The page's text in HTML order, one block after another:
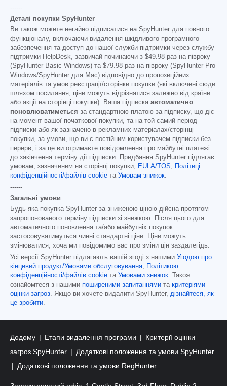
------
Деталі покупки SpyHunter
Ви також можете негайно підписатися на SpyHunter для повного
функціоналу, включаючи видалення шкідливого програмного
забезпечення та доступ до нашої служби підтримки через службу
підтримки HelpDesk, зазвичай починаючи з $49.98 раз на півроку
(SpyHunter Basic Windows) та $79.98 раз на півроку (SpyHunter Pro
Windows/SpyHunter для Mac) відповідно до пропозиційних
матеріалів та умов реєстрації/сторінки покупки (які включені сюди
шляхом посилання; ціни можуть відрізнятися залежно від країни
або акції на сторінці покупки). Ваша підписка автоматично
поновлюватиметься за стандартною платою за підписку, що діє
на момент вашої початкової покупки, та на той самий період
підписки або як зазначено в рекламних матеріалах/сторінці
покупки, за умови, що ви є постійним користувачем підписки без
перерв, і за це ви отримаєте повідомлення про майбутні платежі
до закінчення терміну дії підписки. Придбання SpyHunter підлягає
умовам, зазначеним на сторінці покупки,
EULA/TOS
Політиці
конфіденційності/файлів cookie та Умовам знижок
------
Загальні умови
Будь-яка покупка SpyHunter за зниженою ціною дійсна протягом
запропонованого терміну підписки зі знижкою. Після цього для
автоматичного поновлення та/або майбутніх покупок
застосовуватимуться чинні стандартні ціни. Ціни можуть
змінюватися, хоча ми повідомимо вас про зміни цін заздалегідь.
Усі версії SpyHunter підлягають вашій згоді з нашими Угодою про
кінцевий продукт/Умовами обслуговування
Політикою
конфіденційності/файлів cookie та Умовами знижок . Також
ознайомтеся з нашими поширеними запитаннями та критеріями
оцінки загроз . Якщо ви хочете видалити SpyHunter, дізнайтеся, як
це зробити
Додому Етапи видалення програми
Критерії оцінки
загроз SpyHunter
Додаткові положення та умови SpyHunter
Додаткові положення та умови RegHunter